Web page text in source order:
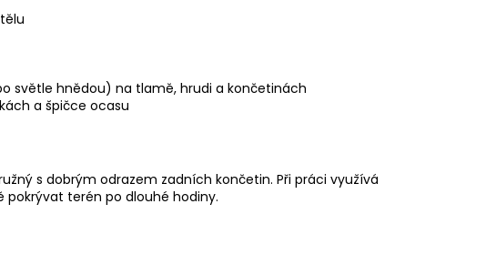
světle hnědou) na tlamě, hrudi a končetinách
a špičce ocasu
s dobrým odrazem zadních končetin. Při práci využívá
terén po dlouhé hodiny.